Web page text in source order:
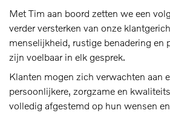
Met Tim aan boord zetten we een
verder versterken van onze
menselijkheid, rustige benadering en
zijn voelbaar in elk gesprek.
Klanten mogen zich verwachten aan
persoonlijkere, zorgzame en
volledig afgestemd op hun wensen